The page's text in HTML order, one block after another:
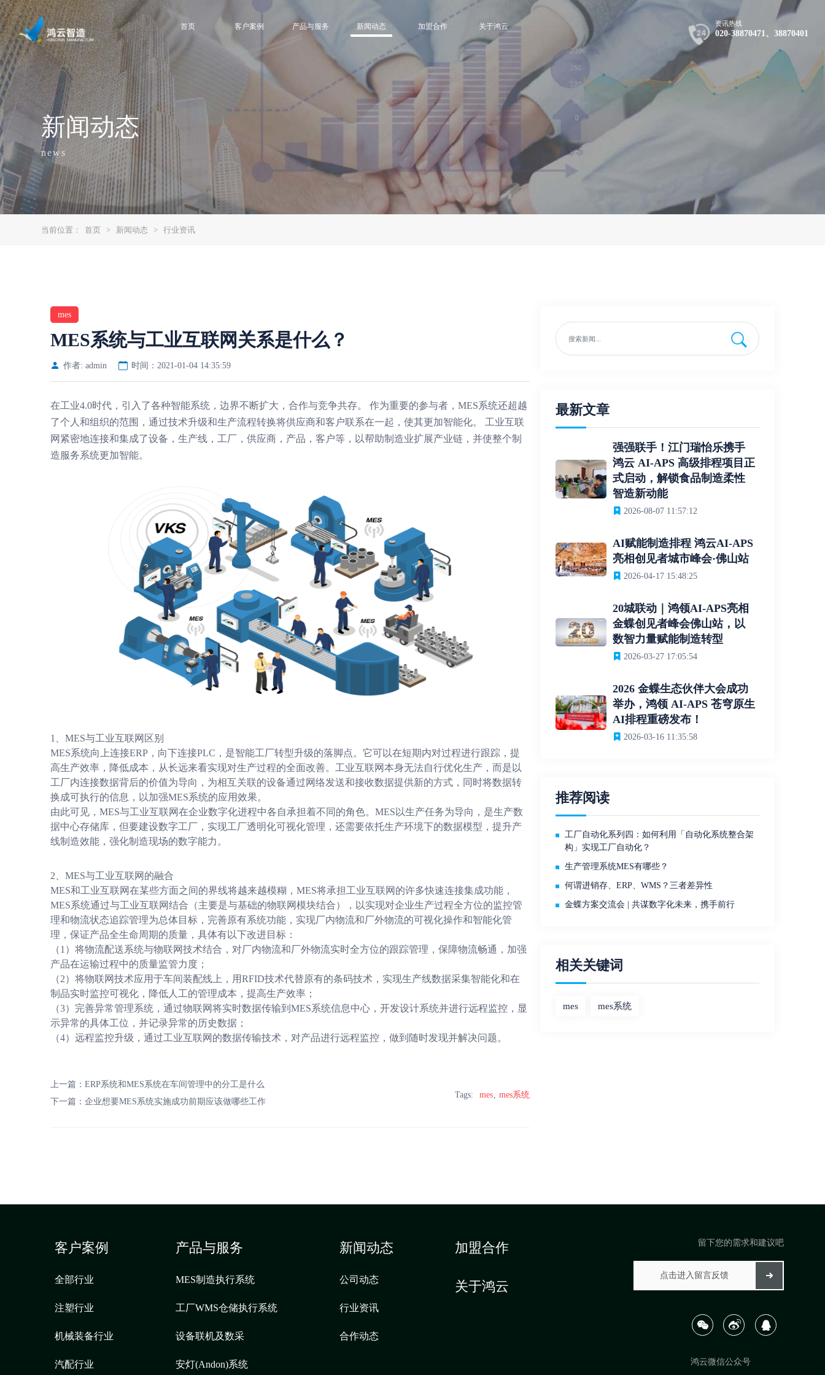
首页 客户案例 产品与服务 新闻动态 加盟合作 关于鸿云 资讯热线
020-38870471、38870401
新闻动态
news
当前位置： 首页 > 新闻动态 > 行业资讯
mes
MES系统与工业互联网关系是什么？
作者: admin 时间：2021-01-04 14:35:59
在工业4.0时代，引入了各种智能系统，边界不断扩大，合作与竞争共存。 作为重要的参与者，MES系统还超越
了个人和组织的范围，通过技术升级和生产流程转换将供应商和客户联系在一起，使其更加智能化。 工业互联
网紧密地连接和集成了设备，生产线，工厂，供应商，产品，客户等，以帮助制造业扩展产业链，并使整个制
造服务系统更加智能。
1、MES与工业互联网区别
MES系统向上连接ERP，向下连接PLC，是智能工厂转型升级的落脚点。它可以在短期内对过程进行跟踪，提
高生产效率，降低成本，从长远来看实现对生产过程的全面改善。工业互联网本身无法自行优化生产，而是以
工厂内连接数据背后的价值为导向，为相互关联的设备通过网络发送和接收数据提供新的方式，同时将数据转
换成可执行的信息，以加强MES系统的应用效果。
由此可见，MES与工业互联网在企业数字化进程中各自承担着不同的角色。MES以生产任务为导向，是生产数
据中心存储库，但要建设数字工厂，实现工厂透明化可视化管理，还需要依托生产环境下的数据模型，提升产
线制造效能，强化制造现场的数字能力。
2、MES与工业互联网的融合
MES和工业互联网在某些方面之间的界线将越来越模糊，MES将承担工业互联网的许多快速连接集成功能，
MES系统通过与工业互联网结合（主要是与基础的物联网模块结合），以实现对企业生产过程全方位的监控管
理和物流状态追踪管理为总体目标，完善原有系统功能，实现厂内物流和厂外物流的可视化操作和智能化管
理，保证产品全生命周期的质量，具体有以下改进目标：
（1）将物流配送系统与物联网技术结合，对厂内物流和厂外物流实时全方位的跟踪管理，保障物流畅通，加强
产品在运输过程中的质量监管力度；
（2）将物联网技术应用于车间装配线上，用RFID技术代替原有的条码技术，实现生产线数据采集智能化和在
制品实时监控可视化，降低人工的管理成本，提高生产效率；
（3）完善异常管理系统，通过物联网将实时数据传输到MES系统信息中心，开发设计系统并进行远程监控，显
示异常的具体工位，并记录异常的历史数据；
（4）远程监控升级，通过工业互联网的数据传输技术，对产品进行远程监控，做到随时发现并解决问题。
上一篇：ERP系统和MES系统在车间管理中的分工是什么
下一篇：企业想要MES系统实施成功前期应该做哪些工作
Tags: mes mes系统
最新文章
强强联手！江门瑞怡乐携手
鸿云 AI-APS 高级排程项目正
式启动，解锁食品制造柔性
智造新动能
2026-08-07 11:57:12
AI赋能制造排程 鸿云AI-APS
亮相创见者城市峰会·佛山站
2026-04-17 15:48:25
20城联动｜鸿领AI-APS亮相
金蝶创见者峰会佛山站，以
数智力量赋能制造转型
2026-03-27 17:05:54
2026 金蝶生态伙伴大会成功
举办，鸿领 AI-APS 苍穹原生
AI排程重磅发布！
2026-03-16 11:35:58
推荐阅读
工厂自动化系列四：如何利用「自动化系统整合架
构」实现工厂自动化？
生产管理系统MES有哪些？
何谓进销存、ERP、WMS？三者差异性
金蝶方案交流会 | 共谋数字化未来，携手前行
相关关键词
mes mes系统
客户案例
全部行业
注塑行业
机械装备行业
汽配行业
产品与服务
MES制造执行系统
工厂WMS仓储执行系统
设备联机及数采
安灯(Andon)系统
新闻动态
公司动态
行业资讯
合作动态
加盟合作
关于鸿云
留下您的需求和建议吧
鸿云微信公众号